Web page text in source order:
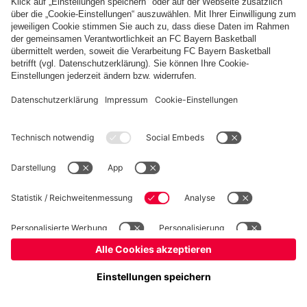
Allianz Arena Media Center
FC Bayern Tours
© FC Bayern München AG – 2026
Datenschutz Nutzungsbedingungen
Kinder- und Jugendschutz Hinweisgebersystem